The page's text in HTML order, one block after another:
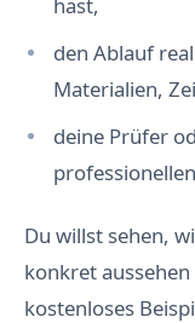
hast,
den Ablauf
Materialien,
deine Prüfer
Du willst sehen,
konkret
kostenloses